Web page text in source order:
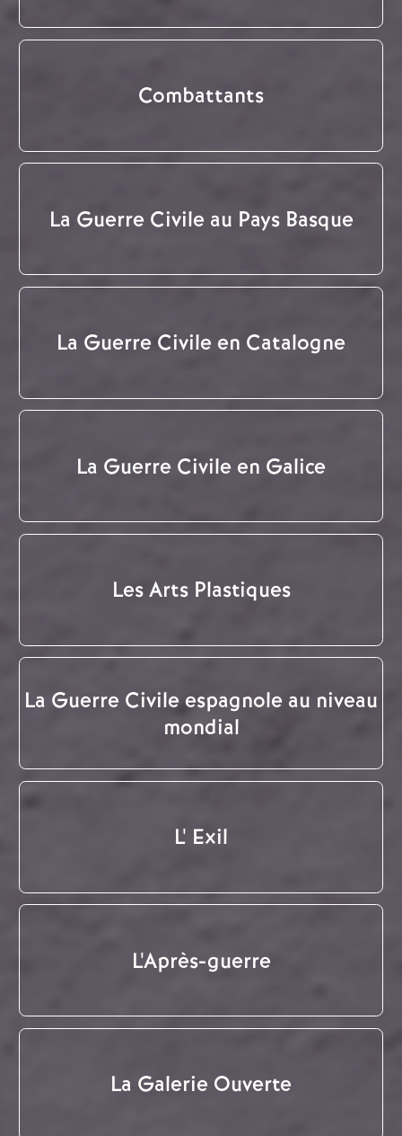
Combattants
La Guerre Civile au Pays Basque
La Guerre Civile en Catalogne
La Guerre Civile en Galice
Les Arts Plastiques
La Guerre Civile espagnole au niveau
mondial
L' Exil
L'Après-guerre
La Galerie Ouverte